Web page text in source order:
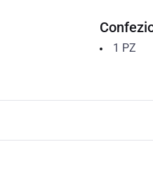
1 PZ